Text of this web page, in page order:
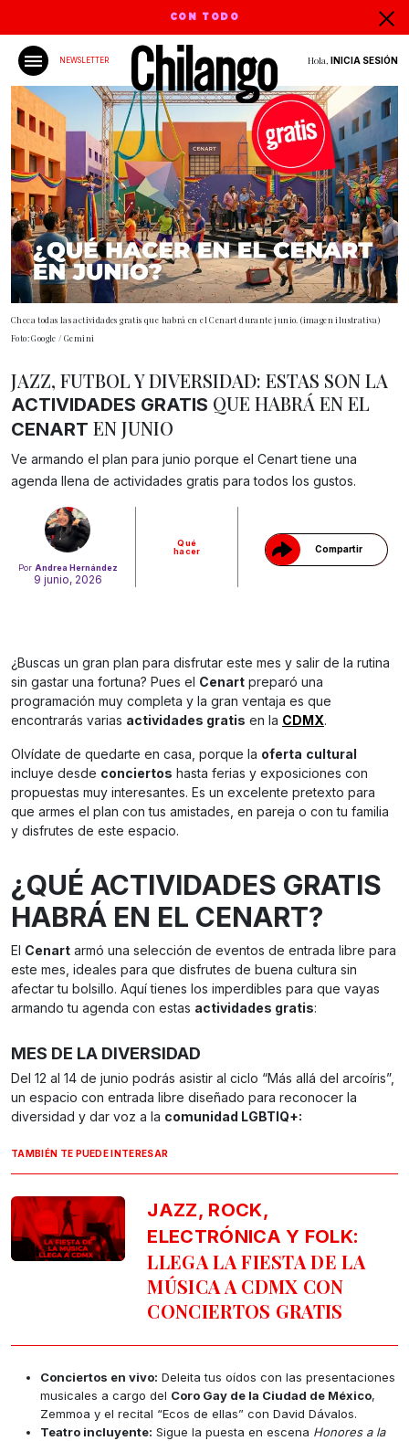
CON TODO
NEWSLETTER Hola, INICIA SESIÓN
Checa todas las actividades gratis que habrá en el Cenart durante junio. (imagen ilustrativa)
Foto: Google / Gemini
Por Andrea Hernández
9 junio, 2026
Qué
hacer
Compartir
Gracias!
JAZZ, FUTBOL Y DIVERSIDAD: ESTAS SON LA
ACTIVIDADES GRATIS QUE HABRÁ EN EL
CENART EN JUNIO
Ve armando el plan para junio porque el Cenart tiene una
agenda llena de actividades gratis para todos los gustos.
¿Buscas un gran plan para disfrutar este mes y salir de la rutina
sin gastar una fortuna? Pues el Cenart preparó una
programación muy completa y la gran ventaja es que
encontrarás varias actividades gratis en la CDMX.
Olvídate de quedarte en casa, porque la oferta cultural
incluye desde conciertos hasta ferias y exposiciones con
propuestas muy interesantes. Es un excelente pretexto para
que armes el plan con tus amistades, en pareja o con tu familia
y disfrutes de este espacio.
¿QUÉ ACTIVIDADES GRATIS
HABRÁ EN EL CENART?
El Cenart armó una selección de eventos de entrada libre para
este mes, ideales para que disfrutes de buena cultura sin
afectar tu bolsillo. Aquí tienes los imperdibles para que vayas
armando tu agenda con estas actividades gratis:
MES DE LA DIVERSIDAD
Del 12 al 14 de junio podrás asistir al ciclo “Más allá del arcoíris”,
un espacio con entrada libre diseñado para reconocer la
diversidad y dar voz a la comunidad LGBTIQ+:
TAMBIÉN TE PUEDE INTERESAR
JAZZ, ROCK,
ELECTRÓNICA Y FOLK:
LLEGA LA FIESTA DE LA
MÚSICA A CDMX CON
CONCIERTOS GRATIS
Conciertos en vivo: Deleita tus oídos con las presentaciones
musicales a cargo del Coro Gay de la Ciudad de México,
Zemmoa y el recital “Ecos de ellas” con David Dávalos.
Teatro incluyente: Sigue la puesta en escena Honores a la